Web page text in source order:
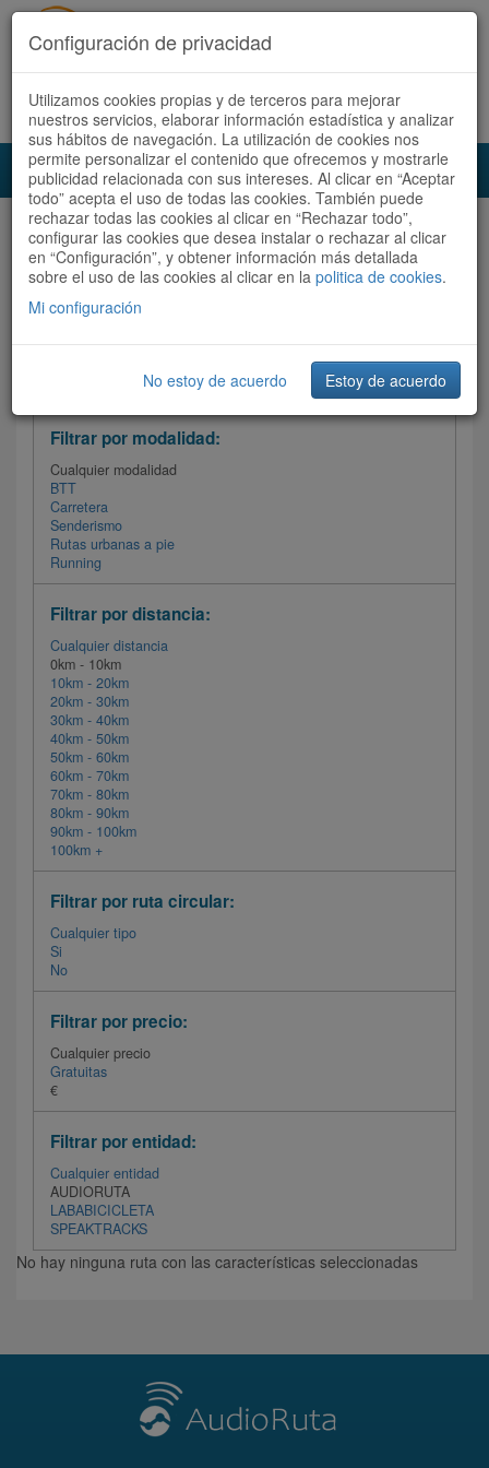
Acceder Registrate ahora Español | Català
Audioruta Todas las rutas
Todas las rutas Ordenar por:Más recientes
Filtrar las rutas
Filtrar por modalidad:
Cualquier modalidad
BTT
Carretera
Senderismo
Rutas urbanas a pie
Running
Filtrar por distancia:
Cualquier distancia
0km - 10km
10km - 20km
20km - 30km
30km - 40km
40km - 50km
50km - 60km
60km - 70km
70km - 80km
80km - 90km
90km - 100km
100km +
Filtrar por ruta circular:
Cualquier tipo
Si
No
Filtrar por precio:
Cualquier precio
Gratuitas
€
Filtrar por entidad:
Cualquier entidad
AUDIORUTA
LABABICICLETA
SPEAKTRACKS
No hay ninguna ruta con las características seleccionadas
Configuración de privacidad
Utilizamos cookies propias y de terceros para mejorar
nuestros servicios, elaborar información estadística y analizar
sus hábitos de navegación. La utilización de cookies nos
permite personalizar el contenido que ofrecemos y mostrarle
publicidad relacionada con sus intereses. Al clicar en “Aceptar
todo” acepta el uso de todas las cookies. También puede
rechazar todas las cookies al clicar en “Rechazar todo”,
configurar las cookies que desea instalar o rechazar al clicar
en “Configuración”, y obtener información más detallada
sobre el uso de las cookies al clicar en la politica de cookies.
Mi configuración
No estoy de acuerdo Estoy de acuerdo